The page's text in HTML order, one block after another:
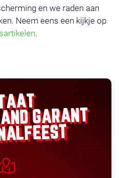
en we raden aan
Neem eens een kijkje op
.
GARANT